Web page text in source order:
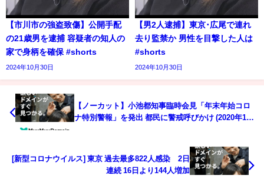
【市川市の強盗致傷】公開手配
の21歳男を逮捕 容疑者の知人の
家で身柄を確保 #shorts
2024年10月30日
【男2人逮捕】東京･広尾で連れ
去り監禁か 男性を目撃した人は
#shorts
2024年10月30日
【ノーカット】小池都知事臨時会見「年末年始コロ
ナ特別警報」を発出 都民に警戒呼びかけ (2020年12
[新型コロナウイルス] 東京 過去最多822人感染 2日
連続 16日より144人増加